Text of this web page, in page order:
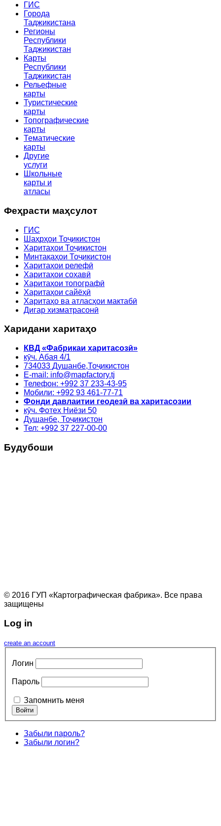
ГИС
Города
Таджикистана
Регионы
Республики
Таджикистан
Карты
Республики
Таджикистан
Рельефные
карты
Туристические
карты
Топографические
карты
Тематические
карты
Другие
услуги
Школьные
карты и
атласы
Феҳрасти маҳсулот
ГИС
Шаҳрҳои Тоҷикистон
Харитаҳои Тоҷикистон
Минтақаҳои Тоҷикистон
Харитаҳои релефӣ
Харитаҳои соҳавӣ
Харитаҳои топографӣ
Харитаҳои сайёҳӣ
Харитаҳо ва атласҳои мактабӣ
Дигар хизматрасонӣ
Харидани харитаҳо
КВД «Фабрикаи харитасозӣ»
кӯч. Абая 4/1
734033 Душанбе,Тоҷикистон
E-mail: info@mapfactory.tj
Телефон: +992 37 233-43-95
Мобили: +992 93 461-77-71
Фонди давлаитии геодезӣ ва харитасозии
кӯч. Фотех Ниёзи 50
Душанбе, Тоҷикистон
Тел: +992 37 227-00-00
Будубоши
© 2016 ГУП «Картографическая фабрика». Все права
защищены
Log in
create an account
Логин
Пароль
Запомнить меня
Забыли пароль?
Забыли логин?